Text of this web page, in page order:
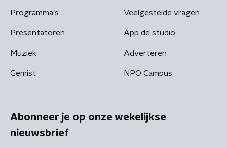
Programma's
Presentatoren
Muziek
Gemist
Veelgestelde vragen
App de studio
Adverteren
NPO Campus
Abonneer je op onze wekelijkse
nieuwsbrief